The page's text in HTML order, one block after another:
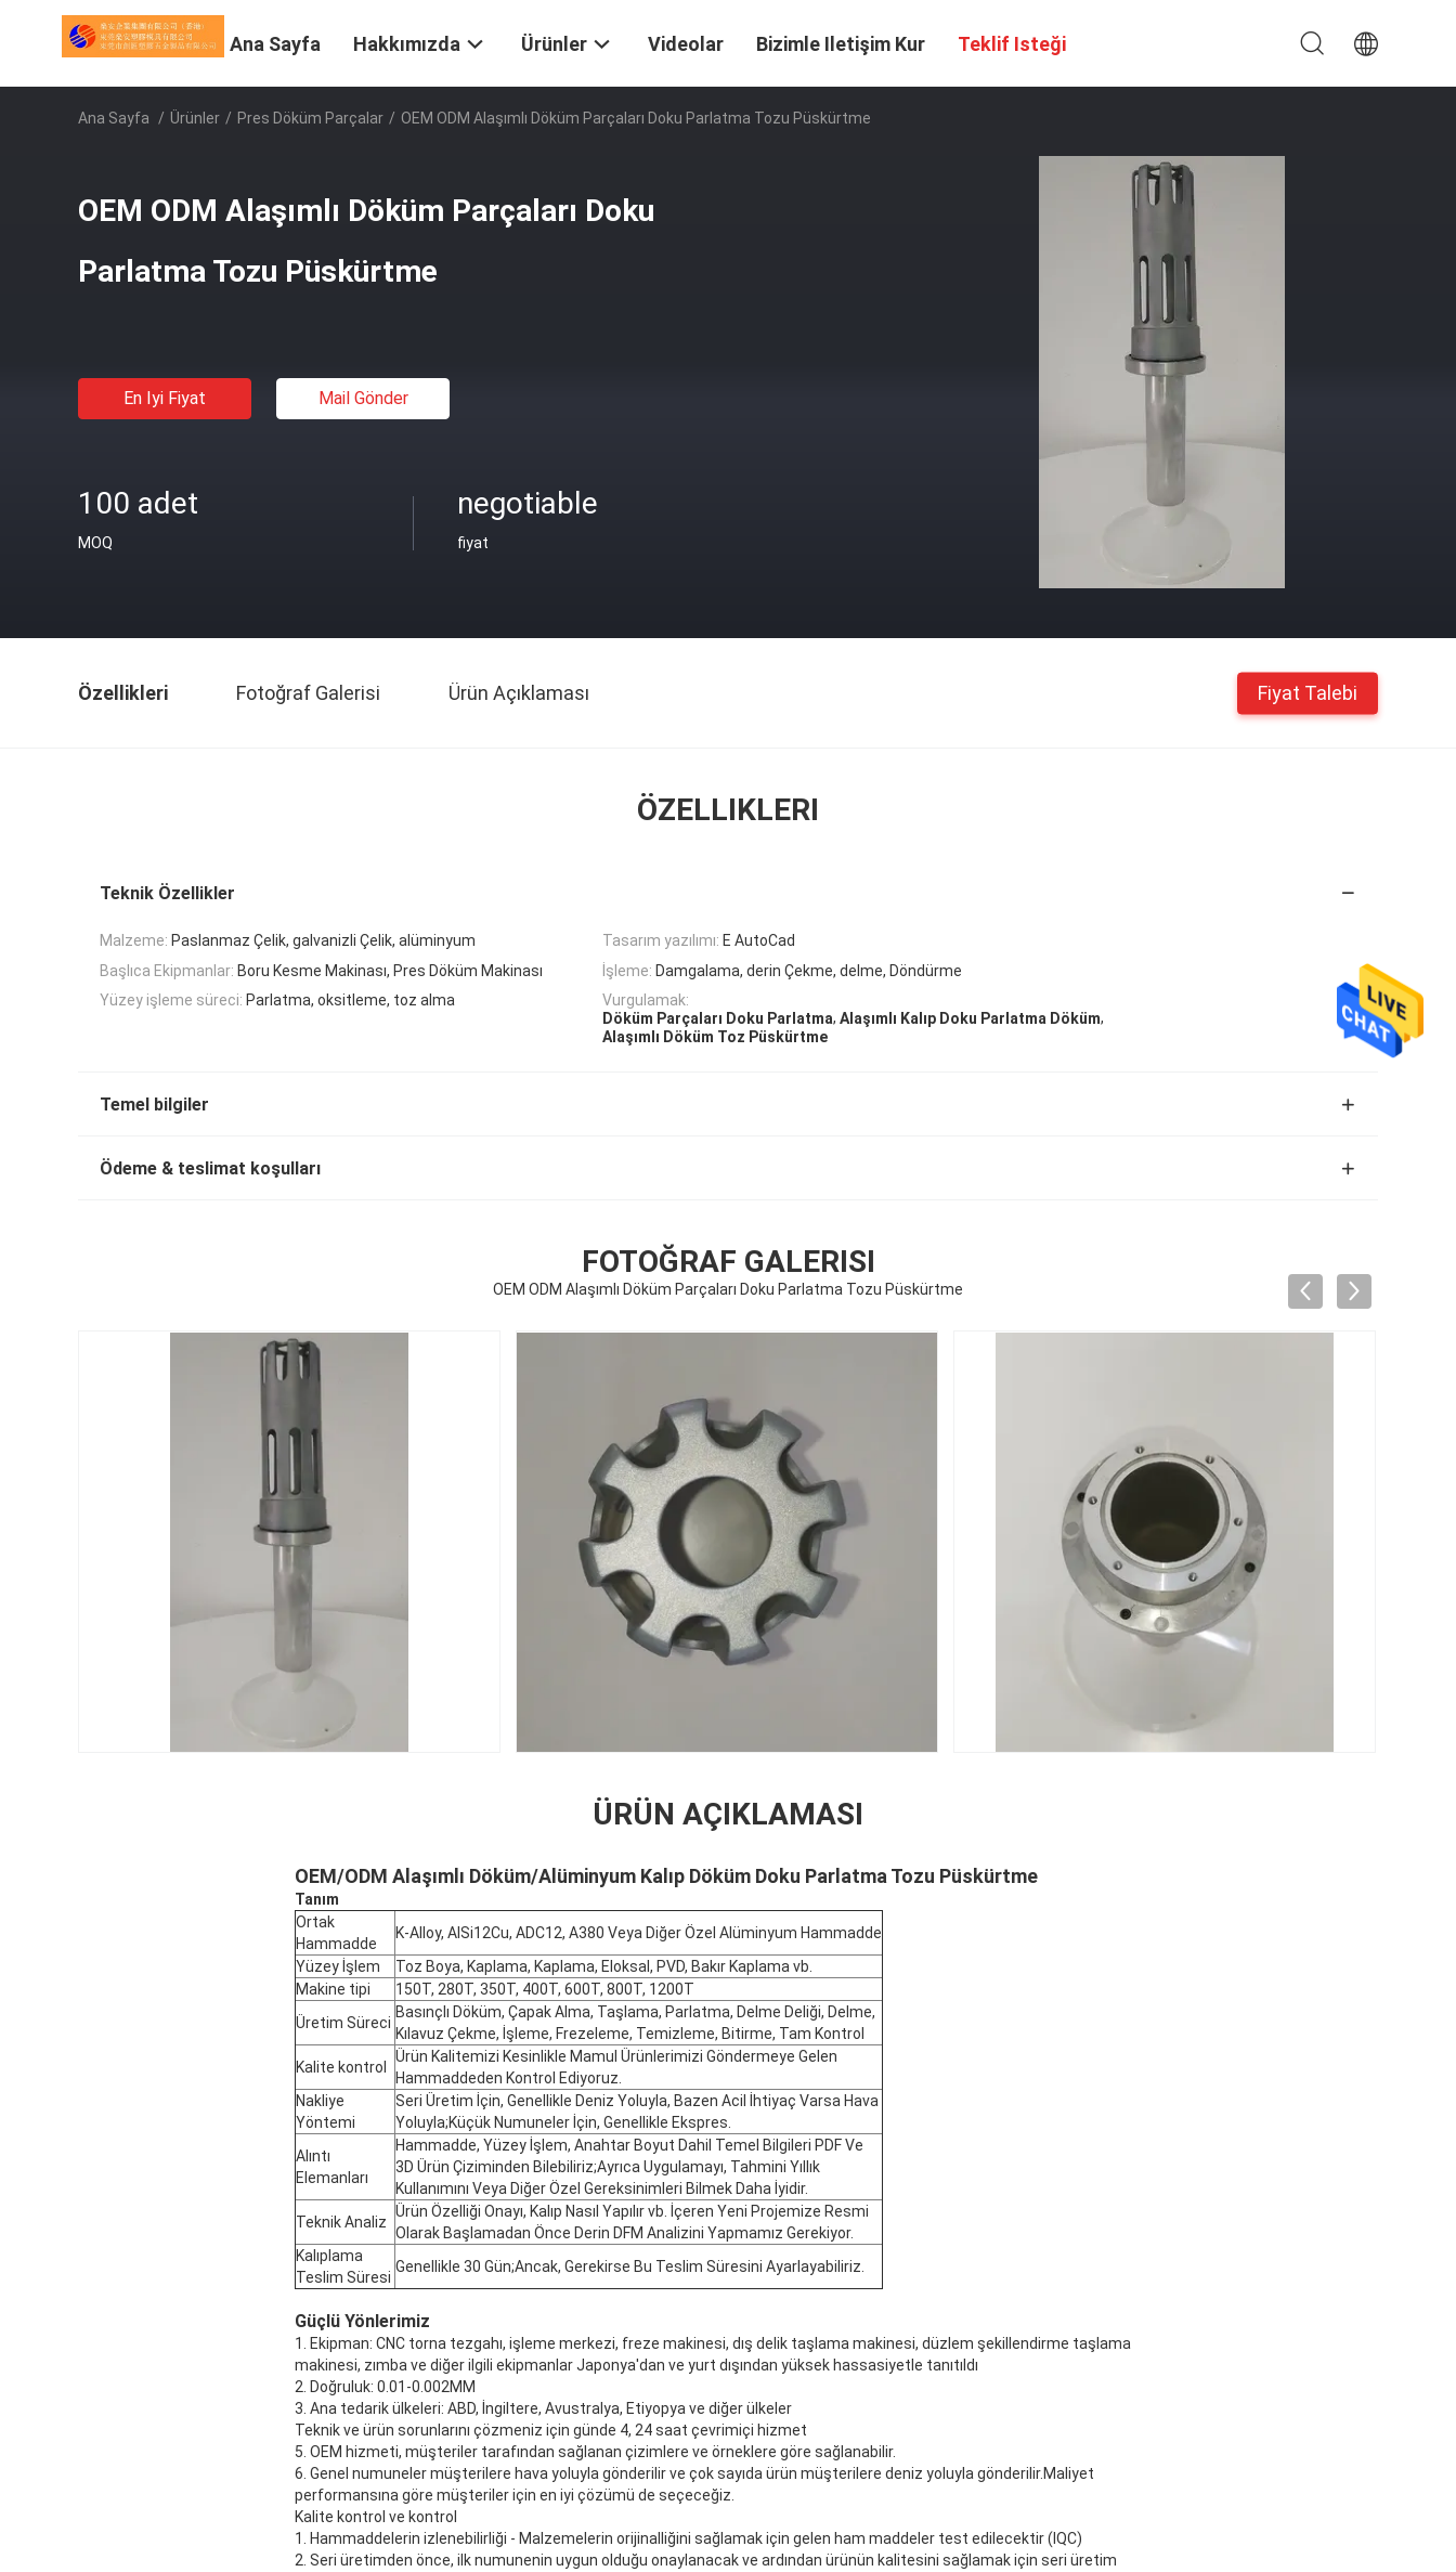
Ana Sayfa Hakkımızda Ürünler Videolar Bizimle Iletişim Kur Teklif Isteği
Ana Sayfa / Ürünler / Pres Döküm Parçalar / OEM ODM Alaşımlı Döküm Parçaları Doku Parlatma Tozu Püskürtme
OEM ODM Alaşımlı Döküm Parçaları Doku
Parlatma Tozu Püskürtme
En Iyi Fiyat Mail Gönder
100 adet
MOQ
negotiable
fiyat
Özellikleri Fotoğraf Galerisi Ürün Açıklaması Fiyat Talebi
ÖZELLIKLERI
Teknik Özellikler
Malzeme: Paslanmaz Çelik, galvanizli Çelik, alüminyum Tasarım yazılımı: E AutoCad
Başlıca Ekipmanlar: Boru Kesme Makinası, Pres Döküm Makinası İşleme: Damgalama, derin Çekme, delme, Döndürme
Yüzey işleme süreci: Parlatma, oksitleme, toz alma
Vurgulamak:
Döküm Parçaları Doku Parlatma, Alaşımlı Kalıp Doku Parlatma Döküm,
Alaşımlı Döküm Toz Püskürtme
Temel bilgiler
Ödeme & teslimat koşulları
FOTOĞRAF GALERISI
OEM ODM Alaşımlı Döküm Parçaları Doku Parlatma Tozu Püskürtme
ÜRÜN AÇIKLAMASI
OEM/ODM Alaşımlı Döküm/Alüminyum Kalıp Döküm Doku Parlatma Tozu Püskürtme
Tanım
Ortak
Hammadde
K-Alloy, AlSi12Cu, ADC12, A380 Veya Diğer Özel Alüminyum Hammadde
Yüzey İşlem
Toz Boya, Kaplama, Kaplama, Eloksal, PVD, Bakır Kaplama vb.
Makine tipi
150T, 280T, 350T, 400T, 600T, 800T, 1200T
Üretim Süreci
Basınçlı Döküm, Çapak Alma, Taşlama, Parlatma, Delme Deliği, Delme,
Kılavuz Çekme, İşleme, Frezeleme, Temizleme, Bitirme, Tam Kontrol
Kalite kontrol
Ürün Kalitemizi Kesinlikle Mamul Ürünlerimizi Göndermeye Gelen
Hammaddeden Kontrol Ediyoruz.
Nakliye
Yöntemi
Seri Üretim İçin, Genellikle Deniz Yoluyla, Bazen Acil İhtiyaç Varsa Hava
Yoluyla;Küçük Numuneler İçin, Genellikle Ekspres.
Alıntı
Elemanları
Hammadde, Yüzey İşlem, Anahtar Boyut Dahil Temel Bilgileri PDF Ve
3D Ürün Çiziminden Bilebiliriz;Ayrıca Uygulamayı, Tahmini Yıllık
Kullanımını Veya Diğer Özel Gereksinimleri Bilmek Daha İyidir.
Teknik Analiz
Ürün Özelliği Onayı, Kalıp Nasıl Yapılır vb. İçeren Yeni Projemize Resmi
Olarak Başlamadan Önce Derin DFM Analizini Yapmamız Gerekiyor.
Kalıplama
Teslim Süresi
Genellikle 30 Gün;Ancak, Gerekirse Bu Teslim Süresini Ayarlayabiliriz.
Güçlü Yönlerimiz
1. Ekipman: CNC torna tezgahı, işleme merkezi, freze makinesi, dış delik taşlama makinesi, düzlem şekillendirme taşlama
makinesi, zımba ve diğer ilgili ekipmanlar Japonya'dan ve yurt dışından yüksek hassasiyetle tanıtıldı
2. Doğruluk: 0.01-0.002MM
3. Ana tedarik ülkeleri: ABD, İngiltere, Avustralya, Etiyopya ve diğer ülkeler
Teknik ve ürün sorunlarını çözmeniz için günde 4, 24 saat çevrimiçi hizmet
5. OEM hizmeti, müşteriler tarafından sağlanan çizimlere ve örneklere göre sağlanabilir.
6. Genel numuneler müşterilere hava yoluyla gönderilir ve çok sayıda ürün müşterilere deniz yoluyla gönderilir.Maliyet
performansına göre müşteriler için en iyi çözümü de seçeceğiz.
Kalite kontrol ve kontrol
1. Hammaddelerin izlenebilirliği - Malzemelerin orijinalliğini sağlamak için gelen ham maddeler test edilecektir (IQC)
2. Seri üretimden önce, ilk numunenin uygun olduğu onaylanacak ve ardından ürünün kalitesini sağlamak için seri üretim